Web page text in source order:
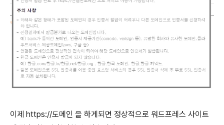
이제 https://도메인 을 하게되면 정상적으로 워드프레스 사이트